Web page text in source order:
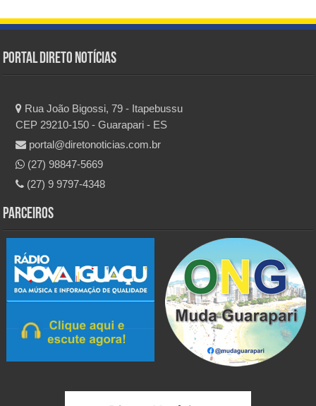
Portal Direto Notícias
Rua João Bigossi, 79 - Itapebussu
CEP 29210-150 - Guarapari - ES
portal@diretonoticias.com.br
(27) 98847-5669
(27) 9 9797-4348
Parceiros